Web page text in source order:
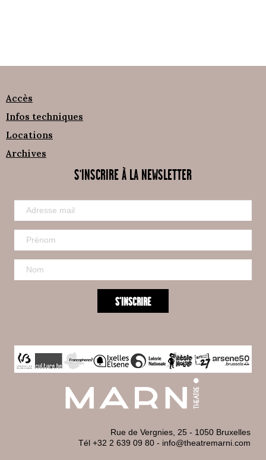
Accès
Infos techniques
Locations
Archives
S'INSCRIRE À LA NEWSLETTER
Rue de Vergnies, 25 - 1050 Bruxelles
Tél +32 2 639 09 80 - info@theatremarni.com